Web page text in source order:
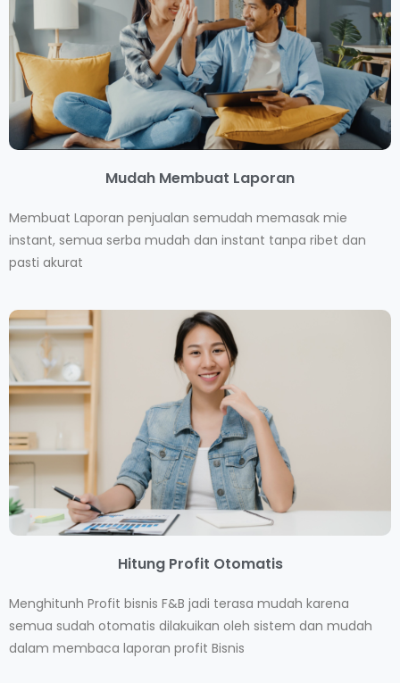
Mudah Membuat Laporan
Membuat Laporan penjualan semudah memasak mie
instant, semua serba mudah dan instant tanpa ribet dan
pasti akurat
Hitung Profit Otomatis
Menghitunh Profit bisnis F&B jadi terasa mudah karena
semua sudah otomatis dilakuikan oleh sistem dan mudah
dalam membaca laporan profit Bisnis